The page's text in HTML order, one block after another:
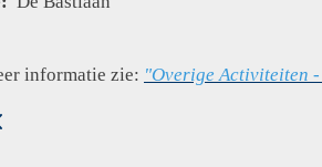
informatie zie: "Overige Activiteiten